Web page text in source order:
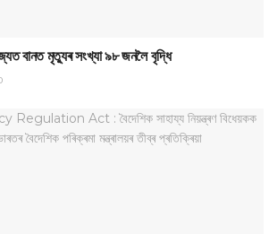
মৃত্যুৰ সংখ্যা ৯৮ জনলৈ বৃদ্ধি